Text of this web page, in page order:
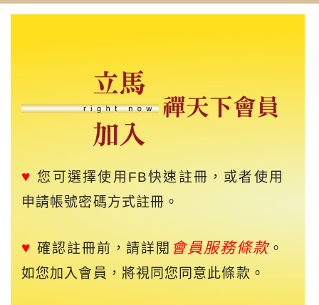
♥ 您可選擇使用FB快速註冊，或者使用
申請帳號密碼方式註冊。
♥ 確認註冊前，請詳閱 會員服務條款。
如您加入會員，將視同您同意此條款。